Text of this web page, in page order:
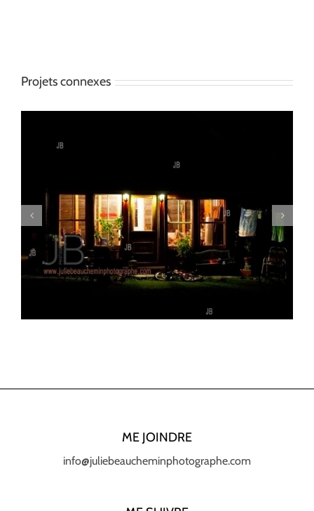
Projets connexes
Banque d’images
ME JOINDRE
info@juliebeaucheminphotographe.com